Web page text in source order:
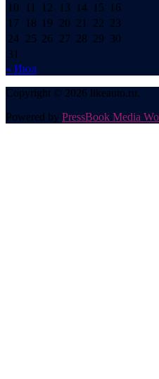
10
11 12 13 14 15
16
17
18 19 20 21 22 23
24 25 26 27 28 29 30
31
« Июл
Copyright © 2026 likeauto.ru.
Powered by PressBook Media